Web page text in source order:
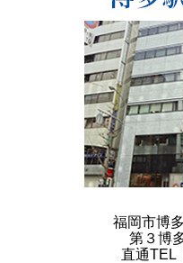
福岡市博
第３博
直通TEL